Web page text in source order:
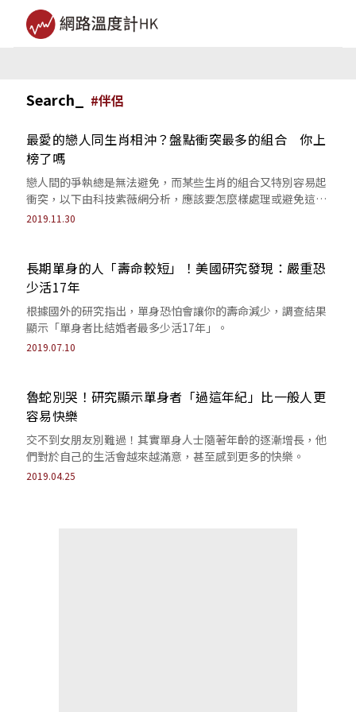
Search_ #伴侶
最愛的戀人同生肖相沖？盤點衝突最多的組合 你上
榜了嗎
戀人間的爭執總是無法避免，而某些生肖的組合又特別容易起
衝突，以下由科技紫薇網分析，應該要怎麼樣處理或避免這些
衝突。
2019.11.30
長期單身的人「壽命較短」！美國研究發現：嚴重恐
少活17年
根據國外的研究指出，單身恐怕會讓你的壽命減少，調查結果
顯示「單身者比結婚者最多少活17年」。
2019.07.10
魯蛇別哭！研究顯示單身者「過這年紀」比一般人更
容易快樂
交不到女朋友別難過！其實單身人士隨著年齡的逐漸增長，他
們對於自己的生活會越來越滿意，甚至感到更多的快樂。
2019.04.25